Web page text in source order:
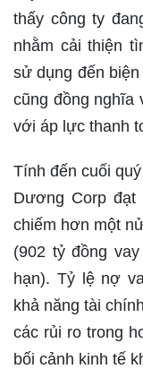
thấy công ty
nhằm cải thiện
sử dụng đến
cũng đồng nghĩa
với áp lực thanh
Tính đến cuối
Dương Corp đạt
chiếm hơn một
(902 tỷ đồng
hạn). Tỷ lệ nợ
khả năng tài
các rủi ro trong
bối cảnh kinh tế